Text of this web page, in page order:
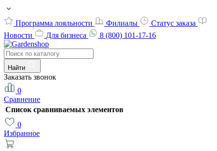
Программа лояльности Филиалы
Статус заказа
Новости
Для бизнеса 8 (800) 101-17-16
Найти
Заказать звонок
0
Сравнение
Список сравниваемых элементов
0
Избранное